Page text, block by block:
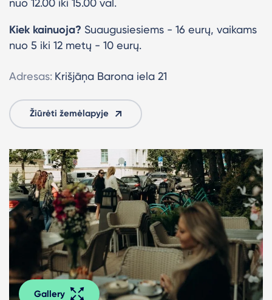
nuo 12.00 iki 15.00 val.
Kiek kainuoja? Suaugusiesiems - 16 eurų, vaikams
nuo 5 iki 12 metų - 10 eurų.
Adresas: Krišjāņa Barona iela 21
Žiūrėti žemėlapyje
Gallery